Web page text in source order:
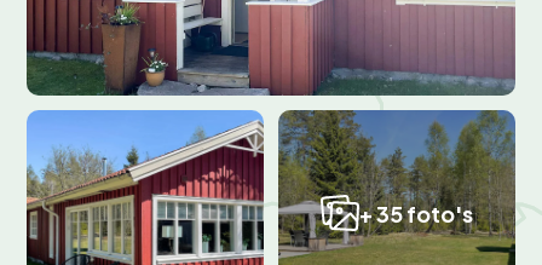
+ 35 foto's